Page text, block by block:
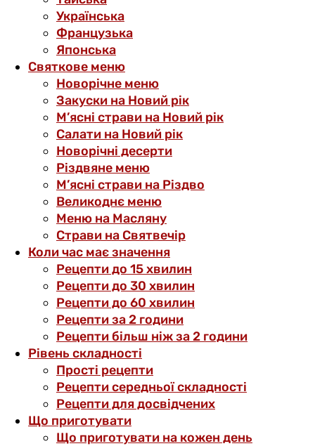
Українська
Французька
Японська
Святкове меню
Новорічне меню
Закуски на Новий рік
М’ясні страви на Новий рік
Салати на Новий рік
Новорічні десерти
Різдвяне меню
М’ясні страви на Різдво
Великоднє меню
Меню на Масляну
Страви на Святвечір
Коли час має значення
Рецепти до 15 хвилин
Рецепти до 30 хвилин
Рецепти до 60 хвилин
Рецепти за 2 години
Рецепти більш ніж за 2 години
Рівень складності
Прості рецепти
Рецепти середньої складності
Рецепти для досвідчених
Що приготувати
Що приготувати на кожен день